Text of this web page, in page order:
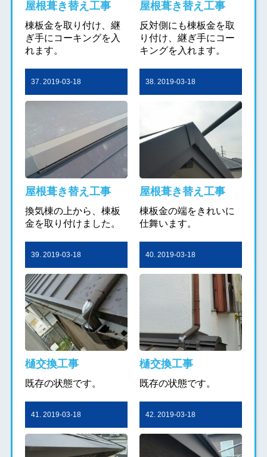
屋根葺き替え工事
棟板金を取り付け、継
ぎ手にコーキングを入
れます。
屋根葺き替え工事
反対側にも棟板金を取
り付け、継ぎ手にコー
キングを入れます。
37. 2019-03-18
屋根葺き替え工事
換気棟の上から、棟板
金を取り付けました。
38. 2019-03-18
屋根葺き替え工事
棟板金の端をきれいに
仕舞います。
39. 2019-03-18
樋交換工事
既存の状態です。
40. 2019-03-18
樋交換工事
既存の状態です。
41. 2019-03-18 42. 2019-03-18